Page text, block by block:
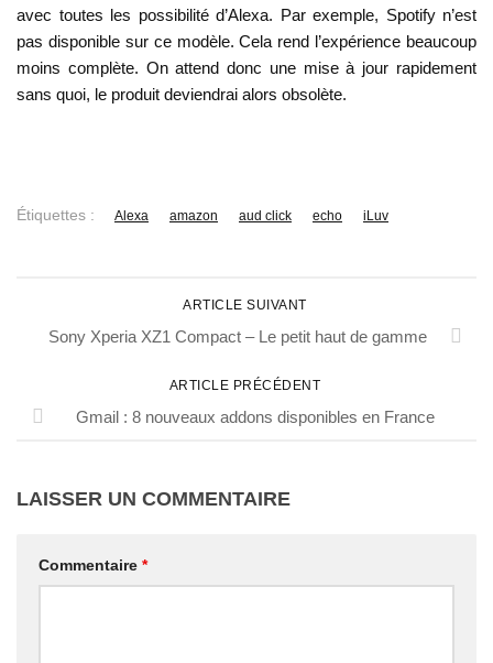
avec toutes les possibilité d’Alexa. Par exemple, Spotify n’est
pas disponible sur ce modèle. Cela rend l’expérience beaucoup
moins complète. On attend donc une mise à jour rapidement
sans quoi, le produit deviendrai alors obsolète.
Étiquettes : Alexa amazon aud click echo iLuv
ARTICLE SUIVANT
Sony Xperia XZ1 Compact – Le petit haut de gamme
ARTICLE PRÉCÉDENT
Gmail : 8 nouveaux addons disponibles en France
LAISSER UN COMMENTAIRE
Commentaire *